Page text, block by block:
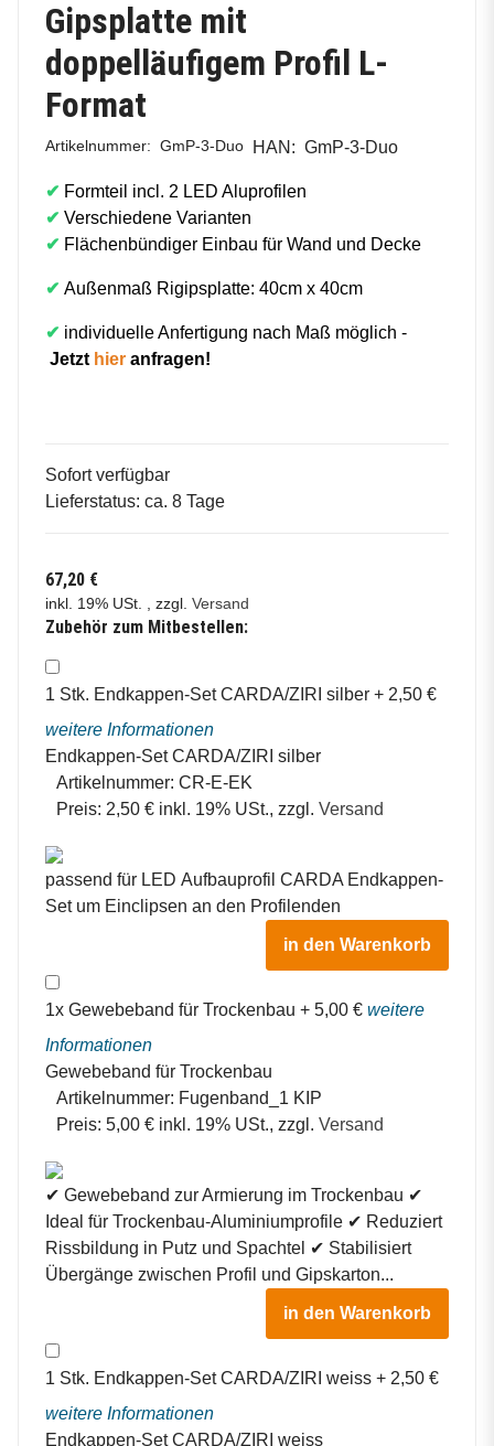
Gipsplatte mit
doppelläufigem Profil L-
Format
Artikelnummer: GmP-3-Duo HAN: GmP-3-Duo
✔ Formteil incl. 2 LED Aluprofilen
✔ Verschiedene Varianten
✔ Flächenbündiger Einbau für Wand und Decke
✔ Außenmaß Rigipsplatte: 40cm x 40cm
✔ individuelle Anfertigung nach Maß möglich -
Jetzt hier anfragen!
Sofort verfügbar
Lieferstatus: ca. 8 Tage
67,20 €
inkl. 19% USt. , zzgl. Versand
Zubehör zum Mitbestellen:
1 Stk. Endkappen-Set CARDA/ZIRI silber + 2,50 €
weitere Informationen
Endkappen-Set CARDA/ZIRI silber
Artikelnummer: CR-E-EK
Preis: 2,50 € inkl. 19% USt., zzgl. Versand
passend für LED Aufbauprofil CARDA Endkappen-
Set um Einclipsen an den Profilenden
in den Warenkorb
1x Gewebeband für Trockenbau + 5,00 € weitere
Informationen
Gewebeband für Trockenbau
Artikelnummer: Fugenband_1 KIP
Preis: 5,00 € inkl. 19% USt., zzgl. Versand
✔ Gewebeband zur Armierung im Trockenbau ✔
Ideal für Trockenbau-Aluminiumprofile ✔ Reduziert
Rissbildung in Putz und Spachtel ✔ Stabilisiert
Übergänge zwischen Profil und Gipskarton...
in den Warenkorb
1 Stk. Endkappen-Set CARDA/ZIRI weiss + 2,50 €
weitere Informationen
Endkappen-Set CARDA/ZIRI weiss